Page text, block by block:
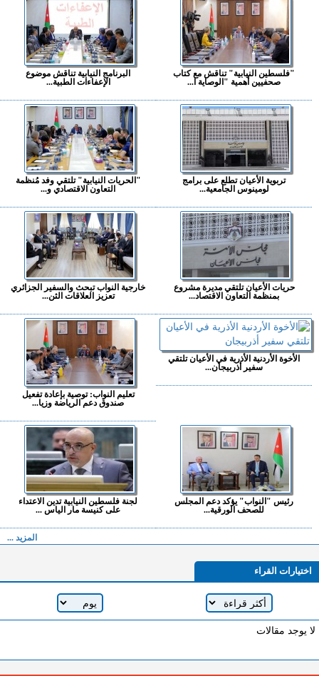
"فلسطين النيابية" تناقش مع كتاب
صحفيين أهمية "الوصاية ا...
البرنامج النيابية تناقش موضوع
الإعفاءات الطبية...
تربوية الأعيان تطلع على برامج
لومينوس الجامعية...
"الحريات النيابية" تلتقي وفد مُنظمة
التعاون الاقتصادي و...
حريات الأعيان تلتقي مديرة مشروع
بمنظمة التعاون الاقتصاد...
خارجية النواب تبحث والسفير الجزائري
تعزيز العلاقات الثن...
الأخوة الأردنية الأذرية في الأعيان تلتقي
سفير أذربيجان...
تعليم النواب: توصية بإعادة تفعيل
صندوق دعم الرياضة وزيا...
رئيس "النواب" يؤكد دعم المجلس
للصحف الورقية...
لجنة فلسطين النيابية تدين الاعتداء
على كنيسة مار الياس ...
المزيد ...
اختيارات القراء
لا يوجد مقالات